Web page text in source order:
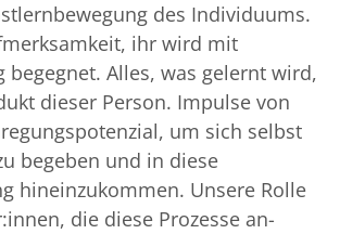
des Individuums.
ihr wird mit
begegnet. Alles, was gelernt wird,
dieser Person. Impulse von
um sich selbst
begeben und in diese
hineinzukommen. Unsere Rolle
die diese Prozesse an­